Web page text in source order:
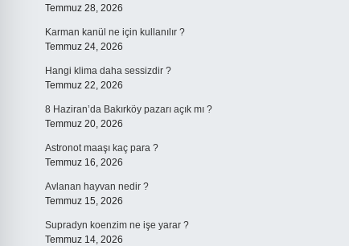
Temmuz 28, 2026
Karman kanül ne için kullanılır ?
Temmuz 24, 2026
Hangi klima daha sessizdir ?
Temmuz 22, 2026
8 Haziran’da Bakırköy pazarı açık mı ?
Temmuz 20, 2026
Astronot maaşı kaç para ?
Temmuz 16, 2026
Avlanan hayvan nedir ?
Temmuz 15, 2026
Supradyn koenzim ne işe yarar ?
Temmuz 14, 2026